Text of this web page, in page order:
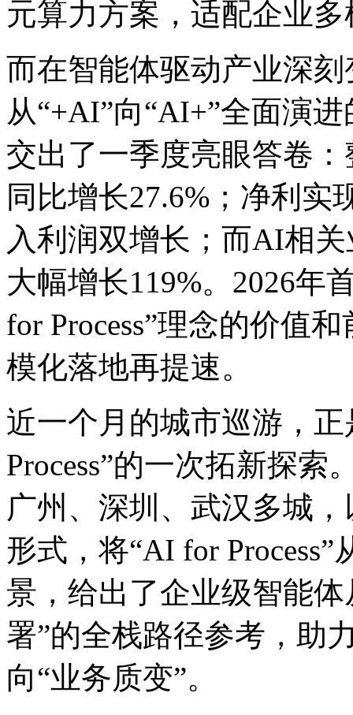
元算力方案，适配企业
而在智能体驱动产业深刻
从“+AI”向“AI+”全面演进
交出了一季度亮眼答卷
同比增长27.6%；净利实现
入利润双增长；而AI相关
大幅增长119%。2026年
for Process”理念的价值和
模化落地再提速。
近一个月的城市巡游
Process”的一次拓新探索。
广州、深圳、武汉多城
形式，将“AI for
景，给出了企业级智能
署”的全栈路径参考，
向“业务质变”。